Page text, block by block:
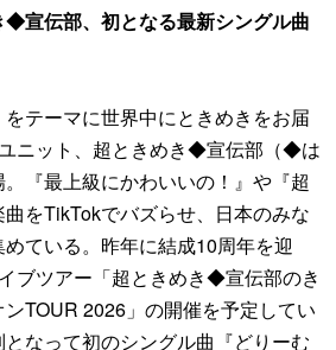
宣伝部、初となる最新シングル曲
をテーマに世界中にときめきをお届
ニット、超ときめき◆宣伝部（◆は
『最上級にかわいいの！』や『超
をTikTokでバズらせ、日本のみな
ている。昨年に結成10周年を迎
ブツアー「超ときめき◆宣伝部のき
TOUR 2026」の開催を予定してい
なって初のシングル曲『どりーむ